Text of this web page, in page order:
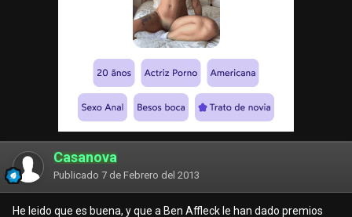
Casanova
Publicado 7 de Febrero del 2013
He leido que es buena, y que a Ben Affleck le han dado premios